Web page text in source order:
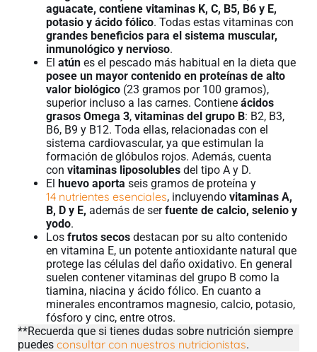
aguacate, contiene vitaminas K, C, B5, B6 y E,
potasio y ácido fólico. Todas estas vitaminas con
grandes beneficios para el sistema muscular,
inmunológico y nervioso.
El atún es el pescado más habitual en la dieta que
posee un mayor contenido en proteínas de alto
valor biológico (23 gramos por 100 gramos),
superior incluso a las carnes. Contiene ácidos
grasos Omega 3, vitaminas del grupo B: B2, B3,
B6, B9 y B12. Toda ellas, relacionadas con el
sistema cardiovascular, ya que estimulan la
formación de glóbulos rojos. Además, cuenta
con vitaminas liposolubles del tipo A y D.
El huevo aporta seis gramos de proteína y
14 nutrientes esenciales, incluyendo vitaminas A,
B, D y E, además de serfuente de calcio, selenio y
yodo.
Los frutos secos destacan por su alto contenido
en vitamina E, un potente antioxidante natural que
protege las células del daño oxidativo. En general
suelen contener vitaminas del grupo B como la
tiamina, niacina y ácido fólico. En cuanto a
minerales encontramos magnesio, calcio, potasio,
fósforo y cinc, entre otros.
**Recuerda que si tienes dudas sobre nutrición siempre
puedes consultar con nuestros nutricionistas.